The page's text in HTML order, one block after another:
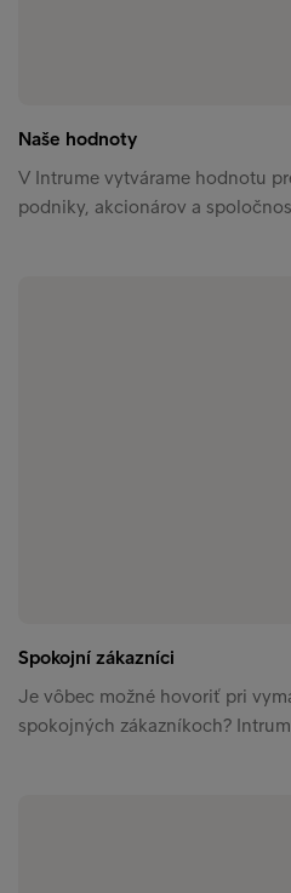
Naše hodnoty
V Intrume vytvárame hodnotu
podniky, akcionárov a
Spokojní zákazníci
Je vôbec možné hovoriť pri
spokojných zákazníkoch?